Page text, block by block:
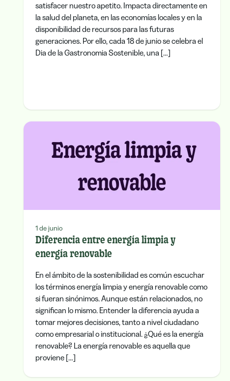
satisfacer nuestro apetito. Impacta directamente en
la salud del planeta, en las economías locales y en la
disponibilidad de recursos para las futuras
generaciones. Por ello, cada 18 de junio se celebra el
Dia de la Gastronomia Sostenible, una […]
1 de junio
Diferencia entre energía limpia y
energía renovable
En el ámbito de la sostenibilidad es común escuchar
los términos energía limpia y energía renovable como
si fueran sinónimos. Aunque están relacionados, no
significan lo mismo. Entender la diferencia ayuda a
tomar mejores decisiones, tanto a nivel ciudadano
como empresarial o institucional. ¿Qué es la energía
renovable? La energía renovable es aquella que
proviene […]